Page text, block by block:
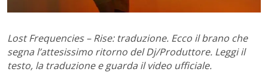
Lost Frequencies – Rise: traduzione. Ecco il brano che
segna l’attesissimo ritorno del Dj/Produttore. Leggi il
testo, la traduzione e guarda il video ufficiale.